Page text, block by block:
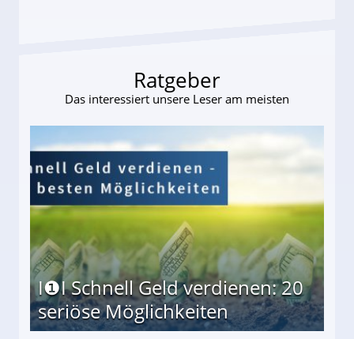
Ratgeber
Das interessiert unsere Leser am meisten
I❶I Schnell Geld verdienen: 20
seriöse Möglichkeiten